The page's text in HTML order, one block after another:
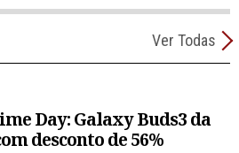
Ver Todas
Day: Galaxy Buds3 da
desconto de 56%